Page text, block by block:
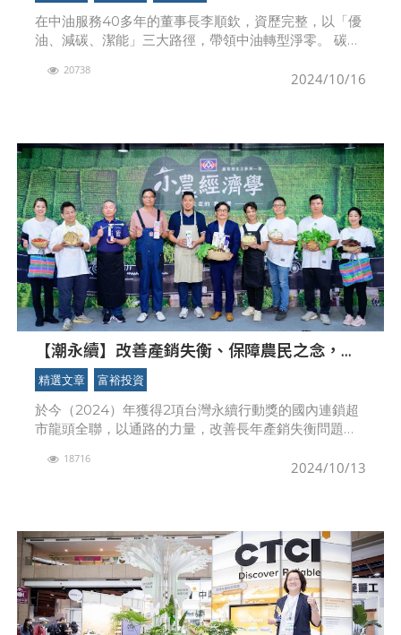
在中油服務40多年的董事長李順欽，資歷完整，以「優
油、減碳、潔能」三大路徑，帶領中油轉型淨零。 碳定
上的電力、燃氣供應業及製造業，台灣產業 2024/10/16
20738
【潮永續】改善產銷失衡、保障農民之念，全
聯為農業造再生五夢
精選文章 富裕投資
於今（2024）年獲得2項台灣永續行動獎的國內連鎖超
市龍頭全聯，以通路的力量，改善長年產銷失衡問題，
民、消費者與土地生態共贏的永續農業價值鏈。源起於
2024/10/13
18716